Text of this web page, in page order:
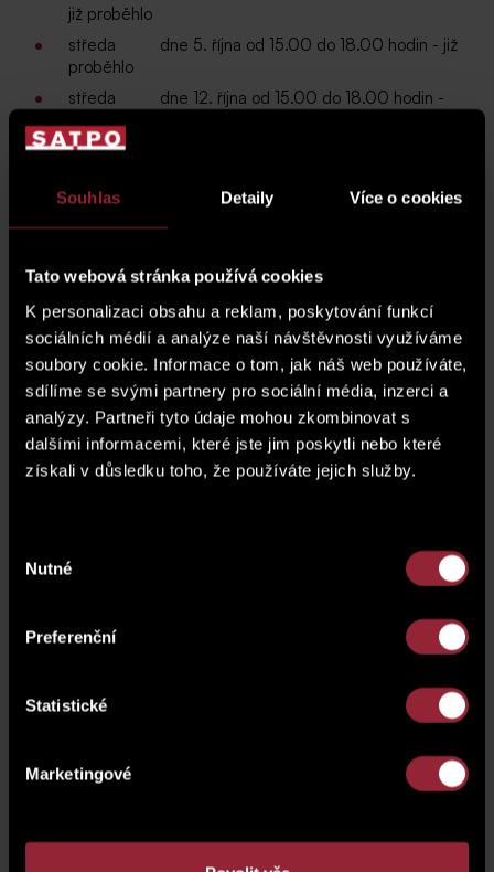
Souhlas Detaily Více o cookies
Tato webová stránka používá cookies
K personalizaci obsahu a reklam, poskytování funkcí
sociálních médií a analýze naší návštěvnosti využíváme
soubory cookie. Informace o tom, jak náš web používáte,
sdílíme se svými partnery pro sociální média, inzerci a
analýzy. Partneři tyto údaje mohou zkombinovat s
dalšími informacemi, které jste jim poskytli nebo které
získali v důsledku toho, že používáte jejich služby.
souhlasu
Nutné
Preferenční
Statistické
Marketingové
již proběhlo
středa dne 5. října od 15.00 do 18.00 hodin - již
proběhlo
středa dne 12. října od 15.00 do 18.00 hodin -
středa dne 19. října od 15.00 do 18.00 hodin -
středa dne 26. října od 15.00 do 18.00 hodin -
již proběhlo
Kromě prohlídky bytů, dvoupodlažních mezonetů se
zahrádkou, se můžete těšit na prezentaci sousedního
rezidenčního projektuVitality Rezidence, našehoklubu
SATPO living a nově otevřenévzorové byty
s designovým interiérem od společnosti DECOLAND a
Comeinterior.
Za pozornost stojí i prohlídka obrazů významného
fotografa Jadrana Šetlíka,
www.jadransetlik.com
prezentace luxusních interiérových doplňků od
společnosti A la Maison,www.alamaison.cz. Pro všechny
ZDE.
a komplexní
přesného času soukromé prohlídky s jedním z našich
obchodních poradců, prosím, kontaktujte
Vás, obchodní tým SATPO,